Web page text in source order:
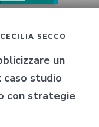
CECILIA SECCO
un
studio
con strategie